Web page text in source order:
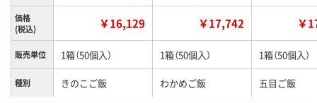
価格
(税込)
￥16,129 ￥17,742 ￥
販売単位 1箱（50個入） 1箱（50個入） 1箱（50個入）
種別 きのこご飯 わかめご飯 五目ご飯